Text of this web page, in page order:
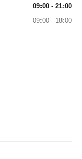
09:00 - 21:00
09:00 - 18:00